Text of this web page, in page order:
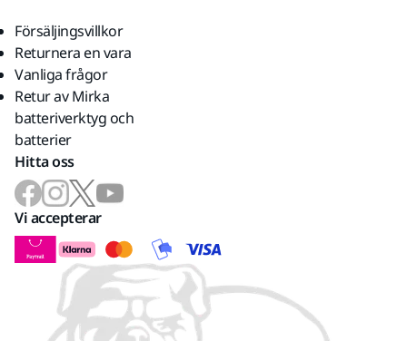
Försäljingsvillkor
Returnera en vara
Vanliga frågor
Retur av Mirka
batteriverktyg och
batterier
Hitta oss
Vi accepterar